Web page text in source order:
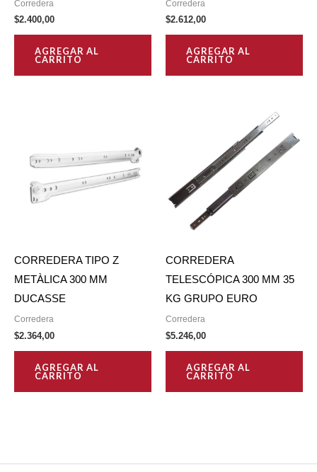
Corredera
$2.400,00
AGREGAR AL
CARRITO
Corredera
$2.612,00
AGREGAR AL
CARRITO
CORREDERA TIPO Z
METÀLICA 300 MM
DUCASSE
Corredera
$2.364,00
AGREGAR AL
CARRITO
CORREDERA
TELESCÓPICA 300 MM 35
KG GRUPO EURO
Corredera
$5.246,00
AGREGAR AL
CARRITO